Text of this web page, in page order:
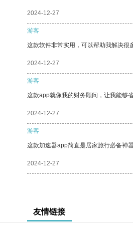
2024-12-27
游客
这款软件非常实用，可以帮助我解决很
2024-12-27
游客
这款app就像我的财务顾问，让我能够省
2024-12-27
游客
这款加速器app简直是居家旅行必备神
2024-12-27
友情链接